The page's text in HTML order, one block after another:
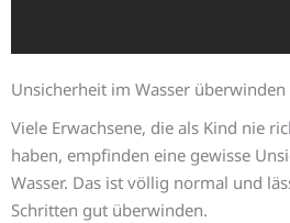
Unsicherheit im Wasser überwinden
Viele Erwachsene, die als Kind nie
haben, empfinden eine gewisse
Wasser. Das ist völlig normal und
Schritten gut überwinden.